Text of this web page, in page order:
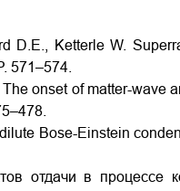
D.E., Ketterle W.
571–574.
onset of matter-wave
Bose-Einstein
отдачи в процессе